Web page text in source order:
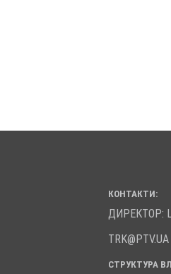
КОНТАКТИ:
ДИРЕКТОР:
TRK@PTV.UA
СТРУКТУРА